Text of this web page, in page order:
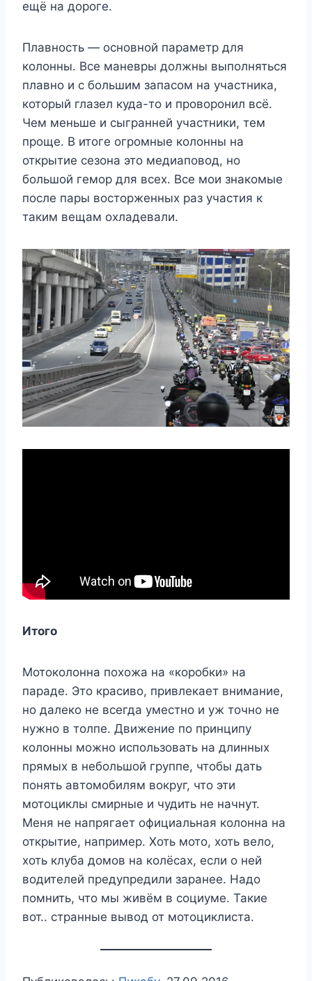
ещё на дороге.
Плавность — основной параметр для
колонны. Все маневры должны выполняться
плавно и с большим запасом на участника,
который глазел куда-то и проворонил всё.
Чем меньше и сыгранней участники, тем
проще. В итоге огромные колонны на
открытие сезона это медиаповод, но
большой гемор для всех. Все мои знакомые
после пары восторженных раз участия к
таким вещам охладевали.
Итого
Мотоколонна похожа на «коробки» на
параде. Это красиво, привлекает внимание,
но далеко не всегда уместно и уж точно не
нужно в толпе. Движение по принципу
колонны можно использовать на длинных
прямых в небольшой группе, чтобы дать
понять автомобилям вокруг, что эти
мотоциклы смирные и чудить не начнут.
Меня не напрягает официальная колонна на
открытие, например. Хоть мото, хоть вело,
хоть клуба домов на колёсах, если о ней
водителей предупредили заранее. Надо
помнить, что мы живём в социуме. Такие
вот.. странные вывод от мотоциклиста.